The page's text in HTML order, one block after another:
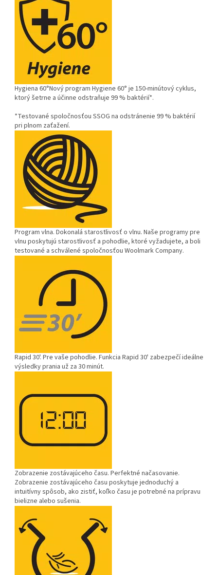
Hygiena 60°Nový program Hygiene 60° je 150-minútový cyklus,
ktorý šetrne a účinne odstraňuje 99 % baktérií*.
*Testované spoločnosťou SSOG na odstránenie 99 % baktérií
pri plnom zaťažení.
Program vlna. Dokonalá starostlivosť o vlnu. Naše programy pre
vlnu poskytujú starostlivosť a pohodlie, ktoré vyžadujete, a boli
testované a schválené spoločnosťou Woolmark Company.
Rapid 30'. Pre vaše pohodlie. Funkcia Rapid 30' zabezpečí ideálne
výsledky prania už za 30 minút.
Zobrazenie zostávajúceho času. Perfektné načasovanie.
Zobrazenie zostávajúceho času poskytuje jednoduchý a
intuitívny spôsob, ako zistiť, koľko času je potrebné na prípravu
bielizne alebo sušenia.